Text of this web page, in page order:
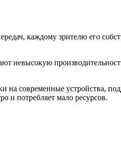
каждому зрителю его
невысокую
на современные устройства,
и потребляет мало ресурсов.